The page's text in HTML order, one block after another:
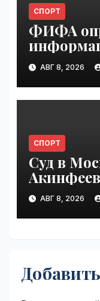
СПОРТ
ФИФА
АВГ 8, 2026
СПОРТ
Суд в
АВГ 8, 2026